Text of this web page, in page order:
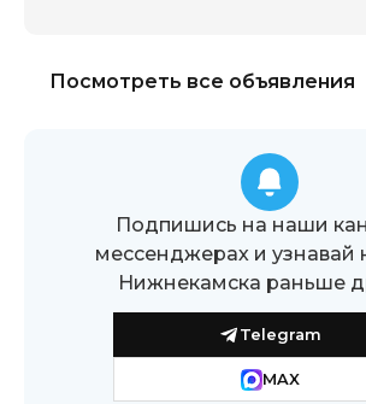
Посмотреть все объявления
Подпишись на наши
мессенджерах и узнавай
Нижнекамска раньше
Telegram
MAX